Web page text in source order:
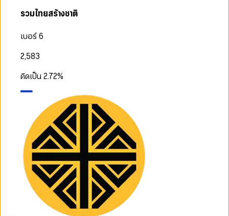
รวมไทยสร้างชาติ
เบอร์ 6
2,583
คิดเป็น2.72%